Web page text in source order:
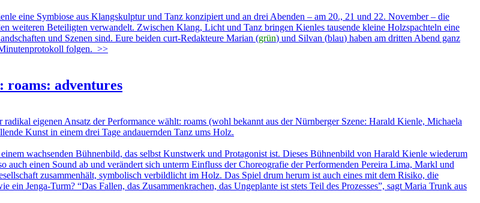
eine Symbiose aus Klangskulptur und Tanz konzipiert und an drei Abenden – am 20., 21 und 22. November – die
weiteren Beteiligten verwandelt. Zwischen Klang, Licht und Tanz bringen Kienles tausende kleine Holzspachteln eine
und Szenen sind. Eure beiden curt-Redakteure Marian (grün) und Silvan (blau) haben am dritten Abend ganz
folgen. >>
adventures
eigenen Ansatz der Performance wählt: roams (wohl bekannt aus der Nürnberger Szene: Harald Kienle, Michaela
Kunst in einem drei Tage andauernden Tanz ums Holz.
wachsenden Bühnenbild, das selbst Kunstwerk und Protagonist ist. Dieses Bühnenbild von Harald Kienle wiederum
einen Sound ab und verändert sich unterm Einfluss der Choreografie der Performenden Pereira Lima, Markl und
zusammenhält, symbolisch verbildlicht im Holz. Das Spiel drum herum ist auch eines mit dem Risiko, die
Jenga-Turm? “Das Fallen, das Zusammenkrachen, das Ungeplante ist stets Teil des Prozesses”, sagt Maria Trunk aus